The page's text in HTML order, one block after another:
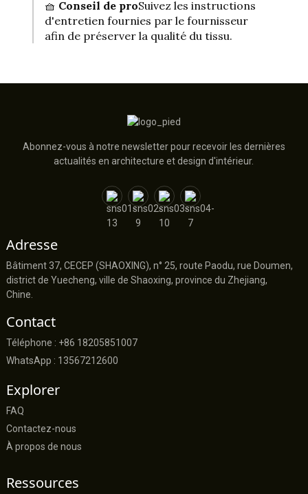
🧺 Conseil de proSuivez les instructions
d'entretien fournies par le fournisseur
afin de préserver la qualité du tissu.
Abonnez-vous à notre newsletter pour recevoir les dernières
actualités en architecture et design d'intérieur.
Adresse
Bâtiment 37, CECEP (SHAOXING), n° 25, route Paodu, rue Doumen,
district de Yuecheng, ville de Shaoxing, province du Zhejiang,
Chine.
Contact
Téléphone : +86 18205851007
WhatsApp : 13567212600
Explorer
FAQ
Contactez-nous
À propos de nous
Ressources